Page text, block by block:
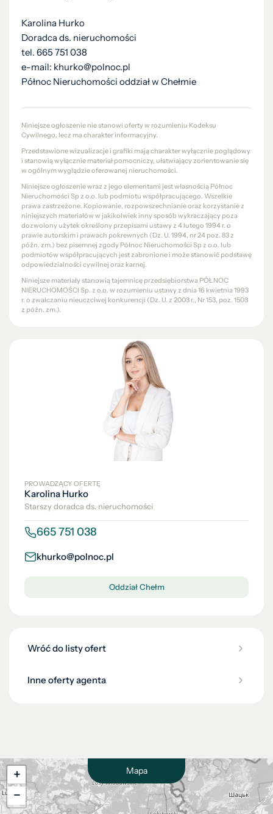
Karolina Hurko
Doradca ds. nieruchomości
tel. 665 751 038
e-mail: khurko@polnoc.pl
Północ Nieruchomości oddział w Chełmie
Niniejsze ogłoszenie nie stanowi oferty w rozumieniu Kodeksu
Cywilnego, lecz ma charakter informacyjny.
Przedstawione wizualizacje i grafiki mają charakter wyłącznie poglądowy
i stanowią wyłącznie materiał pomocniczy, ułatwiający zorientowanie się
w ogólnym wyglądzie oferowanej nieruchomości.
Niniejsze ogłoszenie wraz z jego elementami jest własnością Północ
Nieruchomości Sp z o.o. lub podmiotu współpracującego. Wszelkie
prawa zastrzeżone. Kopiowanie, rozpowszechnianie oraz korzystanie z
niniejszych materiałów w jakikolwiek inny sposób wykraczający poza
dozwolony użytek określony przepisami ustawy z 4 lutego 1994 r. o
prawie autorskim i prawach pokrewnych (Dz. U. 1994, nr 24 poz. 83 z
późn. zm.) bez pisemnej zgody Północ Nieruchomości Sp z o.o. lub
podmiotów współpracujących jest zabronione i może stanowić podstawę
odpowiedzialności cywilnej oraz karnej.
Niniejsze materiały stanowią tajemnicę przedsiębiorstwa PÓŁNOC
NIERUCHOMOŚCI Sp. z o.o. w rozumieniu ustawy z dnia 16 kwietnia 1993
r. o zwalczaniu nieuczciwej konkurencji (Dz. U. z 2003 r., Nr 153, poz. 1503
z późn. zm.).
PROWADZĄCY OFERTĘ
Karolina Hurko
Starszy doradca ds. nieruchomości
665 751 038
khurko@polnoc.pl
Oddział Chełm
Wróć do listy ofert
Inne oferty agenta
Mapa
+
−